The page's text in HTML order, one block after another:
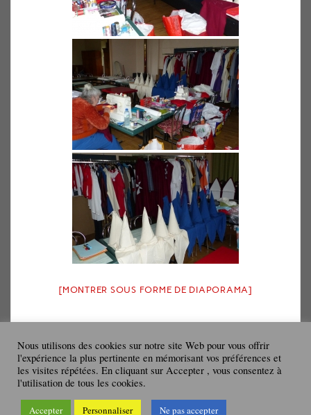
[MONTRER SOUS FORME DE DIAPORAMA]
Nous utilisons des cookies sur notre site Web pour vous offrir
l'expérience la plus pertinente en mémorisant vos préférences et
les visites répétées. En cliquant sur Accepter , vous consentez à
l'utilisation de tous les cookies.
Accepter Personnaliser Ne pas accepter